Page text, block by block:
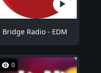
Bridge Radio - EDM
0